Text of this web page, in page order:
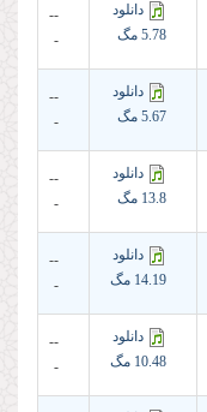
دانلود
5.78 مگ
--
-
دانلود
5.67 مگ
--
-
دانلود
13.8 مگ
--
-
دانلود
14.19 مگ
--
-
دانلود
10.48 مگ
--
-